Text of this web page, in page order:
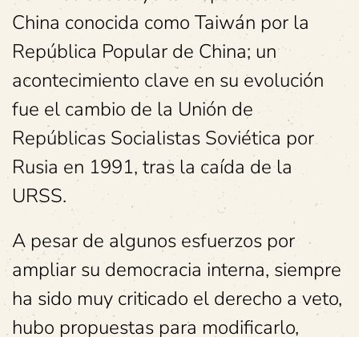
China conocida como Taiwán por la
República Popular de China; un
acontecimiento clave en su evolución
fue el cambio de la Unión de
Repúblicas Socialistas Soviética por
Rusia en 1991, tras la caída de la
URSS.
A pesar de algunos esfuerzos por
ampliar su democracia interna, siempre
ha sido muy criticado el derecho a veto,
hubo propuestas para modificarlo,